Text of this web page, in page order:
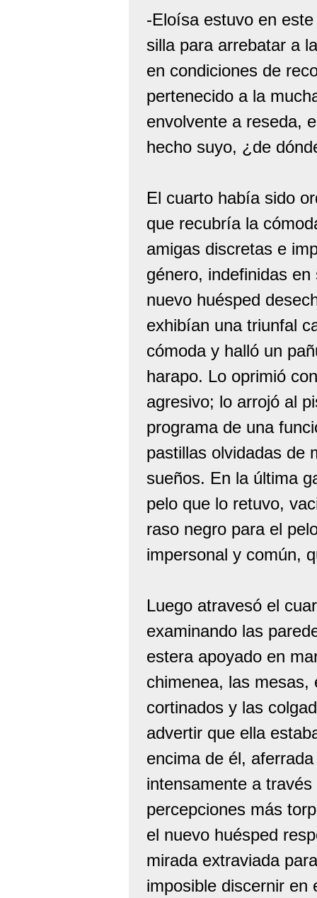
-Eloísa estuvo en
silla para arrebatar a
en condiciones de
pertenecido a la
envolvente a reseda,
hecho suyo, ¿de
El cuarto había sido
que recubría la
amigas discretas e
género, indefinidas
nuevo huésped
exhibían una triunfal
cómoda y halló un
harapo. Lo oprimió
agresivo; lo arrojó al
programa de una
pastillas olvidadas de
sueños. En la última
pelo que lo retuvo,
raso negro para el
impersonal y común,
Luego atravesó el
examinando las
estera apoyado en
chimenea, las mesas,
cortinados y las
advertir que ella
encima de él,
intensamente a
percepciones más
el nuevo huésped
mirada extraviada
imposible discernir en